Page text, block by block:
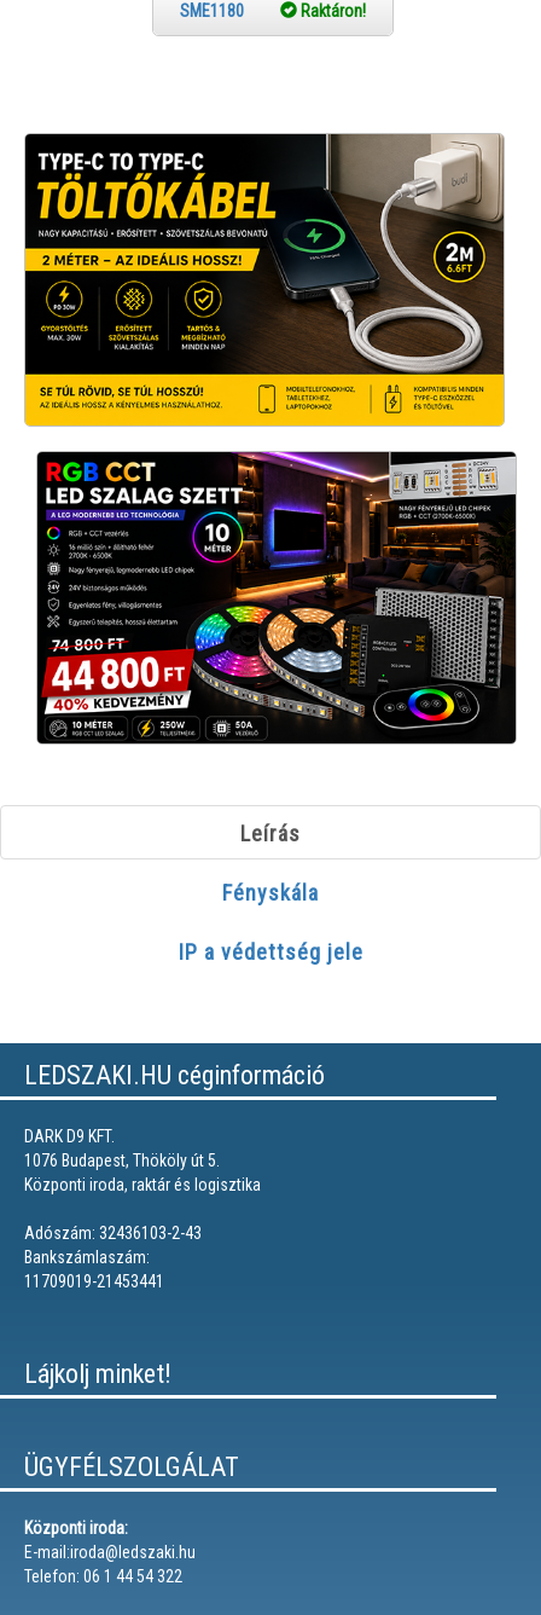
SME1180 Raktáron!
Leírás
Fényskála
IP a védettség jele
LEDSZAKI.HU céginformáció
DARK D9 KFT.
1076 Budapest, Thököly út 5.
Központi iroda, raktár és logisztika
Adószám: 32436103-2-43
Bankszámlaszám:
11709019-21453441
Lájkolj minket!
ÜGYFÉLSZOLGÁLAT
Központi iroda:
E-mail:iroda@ledszaki.hu
Telefon: 06 1 44 54 322